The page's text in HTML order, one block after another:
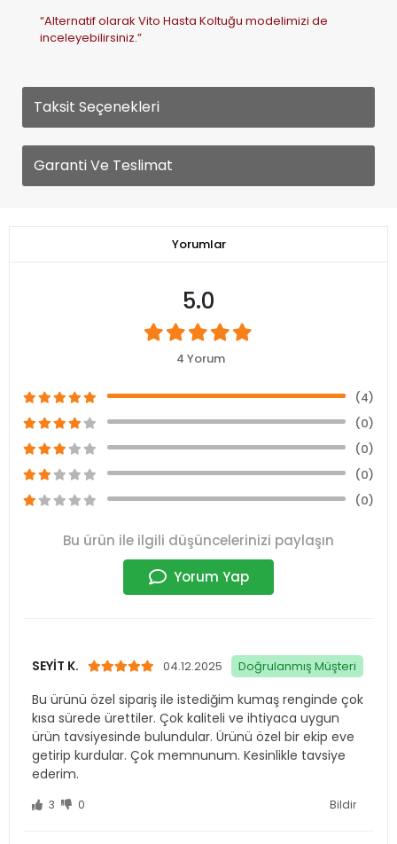
Taksit Seçenekleri
Garanti Ve Teslimat
Yorumlar
(0)
(0)
Bu ürün ile ilgili düşüncelerinizi paylaşın
Yorum Yap
04.12.2025 Doğrulanmış Müşteri
ürün tavsiyesinde bulundular. Ürünü özel bir ekip eve
getirip kurdular. Çok memnunum. Kesinlikle tavsiye
ederim.
3 0 Bildir
NURETTİN Ş.
Doğrulanmış Müşteri